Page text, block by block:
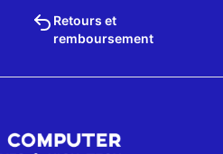
Retours et
remboursement